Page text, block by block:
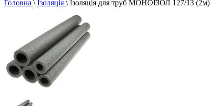
Головна \ Ізоляція \ Ізоляція для труб МОНОІЗОЛ 127/13 (2м)